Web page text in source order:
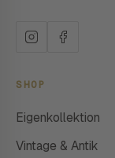
SHOP
Eigenkollektion
Vintage & Antik